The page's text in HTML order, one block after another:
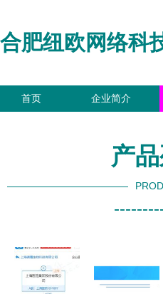
合肥纽欧网络科
首页 企业简介
产